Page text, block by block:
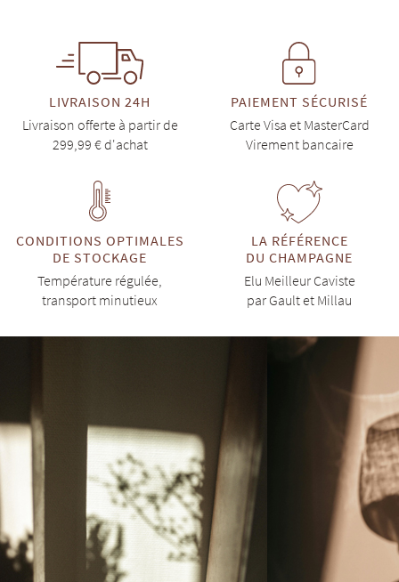
LIVRAISON 24H
Livraison offerte à partir de
299,99 € d'achat
PAIEMENT SÉCURISÉ
Carte Visa et MasterCard
Virement bancaire
CONDITIONS OPTIMALES
DE STOCKAGE
Température régulée,
transport minutieux
LA RÉFÉRENCE
DU CHAMPAGNE
Elu Meilleur Caviste
par Gault et Millau